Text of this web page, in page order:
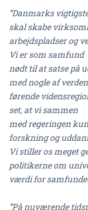
”Danmarks
skal skabe
arbejdspladser og
Vi er som samfund
nødt til at satse på
med nogle af
førende
set, at vi sammen
med regeringen
forskning og
Vi stiller os meget
politikerne om
værdi for
”På nuværende